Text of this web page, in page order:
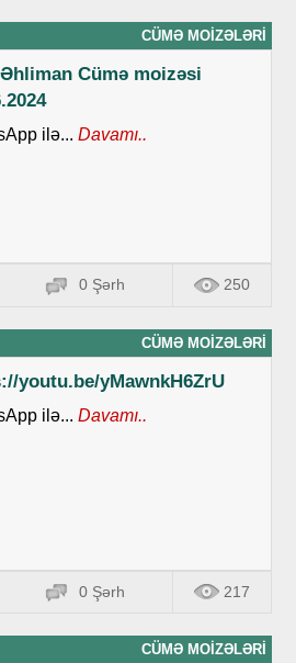
CÜMƏ MOIZƏLƏRI
Əhliman Cümə moizəsi
ilə... Davamı..
0 Şərh 250
CÜMƏ MOIZƏLƏRI
youtu.be/yMawnkH6ZrU
ilə... Davamı..
0 Şərh 217
CÜMƏ MOIZƏLƏRI